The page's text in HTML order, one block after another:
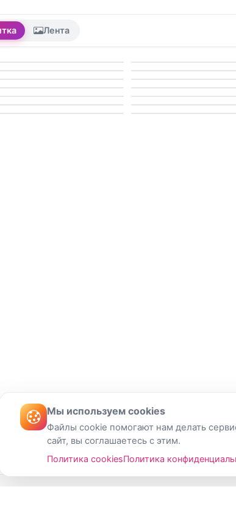
Лента
Мы используем cookies
Файлы cookie помогают нам делать
сайт, вы соглашаетесь с этим.
Политика cookiesПолитика